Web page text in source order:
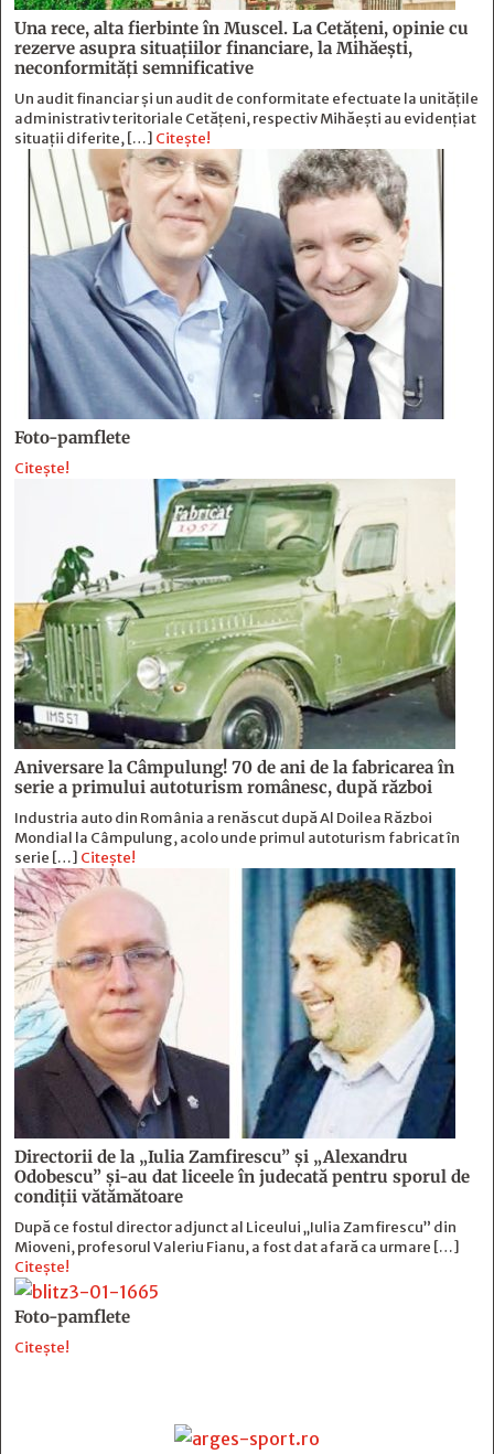
Una rece, alta fierbinte în Muscel. La Cetăţeni, opinie cu
rezerve asupra situaţiilor financiare, la Mihăeşti,
neconformităţi semnificative
Un audit financiar și un audit de conformitate efectuate la unitățile
administrativ teritoriale Cetățeni, respectiv Mihăești au evidențiat
situații diferite, […] Citește!
Foto-pamflete
Citește!
Aniversare la Câmpulung! 70 de ani de la fabricarea în
serie a primului autoturism românesc, după război
Industria auto din România a renăscut după Al Doilea Război
Mondial la Câmpulung, acolo unde primul autoturism fabricat în
serie […] Citește!
Directorii de la „Iulia Zamfirescu” și „Alexandru
Odobescu” și-au dat liceele în judecată pentru sporul de
condiții vătămătoare
După ce fostul director adjunct al Liceului „Iulia Zamfirescu” din
Mioveni, profesorul Valeriu Fianu, a fost dat afară ca urmare […]
Citește!
Foto-pamflete
Citește!